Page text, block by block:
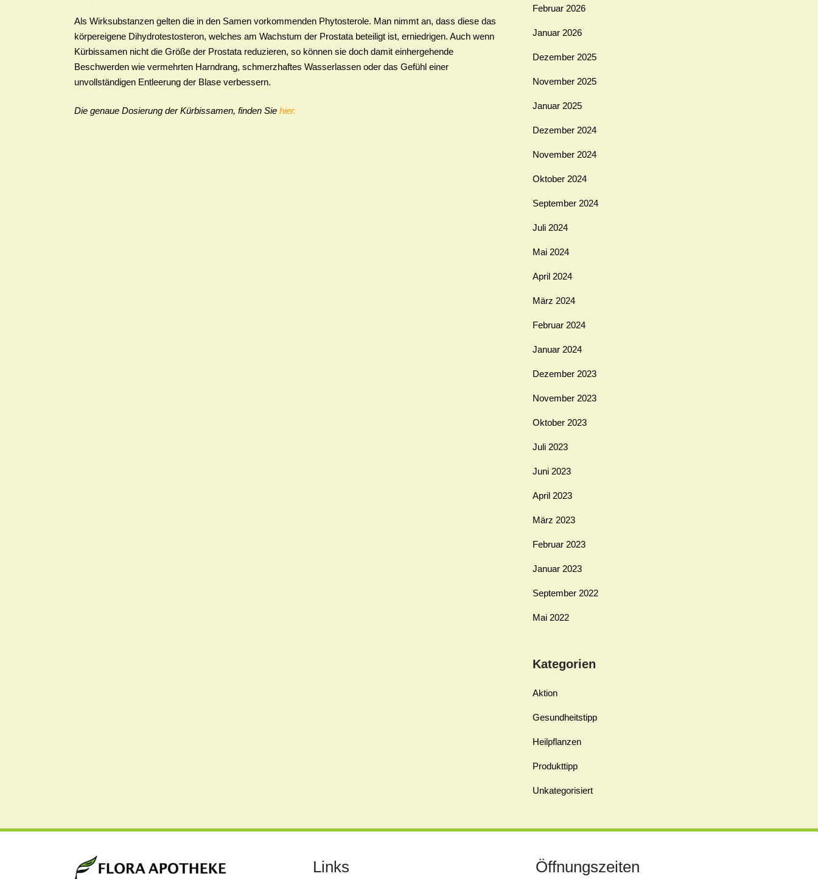
Als Wirksubstanzen gelten die in den Samen vorkommenden Phytosterole. Man nimmt an, dass diese das
körpereigene Dihydrotestosteron, welches am Wachstum der Prostata beteiligt ist, erniedrigen. Auch wenn
Kürbissamen nicht die Größe der Prostata reduzieren, so können sie doch damit einhergehende
Beschwerden wie vermehrten Harndrang, schmerzhaftes Wasserlassen oder das Gefühl einer
unvollständigen Entleerung der Blase verbessern.
Die genaue Dosierung der Kürbissamen, finden Sie hier.
Februar 2026
Januar 2026
Dezember 2025
November 2025
Januar 2025
Dezember 2024
November 2024
Oktober 2024
September 2024
Juli 2024
Mai 2024
April 2024
März 2024
Februar 2024
Januar 2024
Dezember 2023
November 2023
Oktober 2023
Juli 2023
Juni 2023
April 2023
März 2023
Februar 2023
Januar 2023
September 2022
Mai 2022
Kategorien
Aktion
Gesundheitstipp
Heilpflanzen
Produkttipp
Unkategorisiert
Links Öffnungszeiten